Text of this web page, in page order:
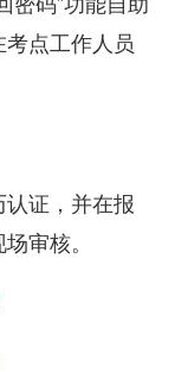
点工作人员
证，并在报
审核。